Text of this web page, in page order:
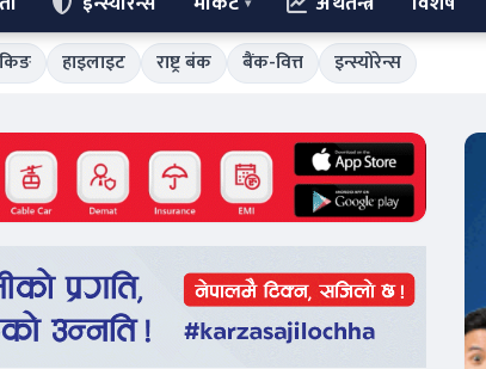
हाइलाइट राष्ट्र बंक बैंक-वित्त इन्स्योरेन्स